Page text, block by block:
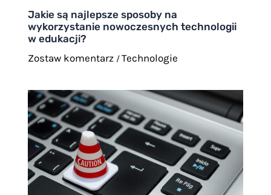
Jakie są najlepsze sposoby na
wykorzystanie nowoczesnych technologii
w edukacji?
Zostaw komentarz /Technologie